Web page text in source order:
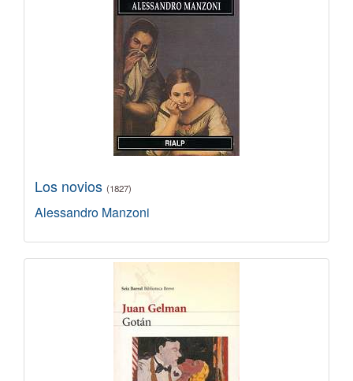
Los novios (1827)
Alessandro Manzoni